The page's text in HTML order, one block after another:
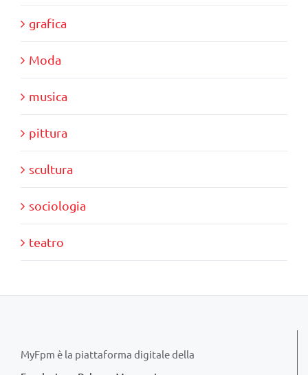
grafica
Moda
musica
pittura
scultura
sociologia
teatro
MyFpm è la piattaforma digitale della